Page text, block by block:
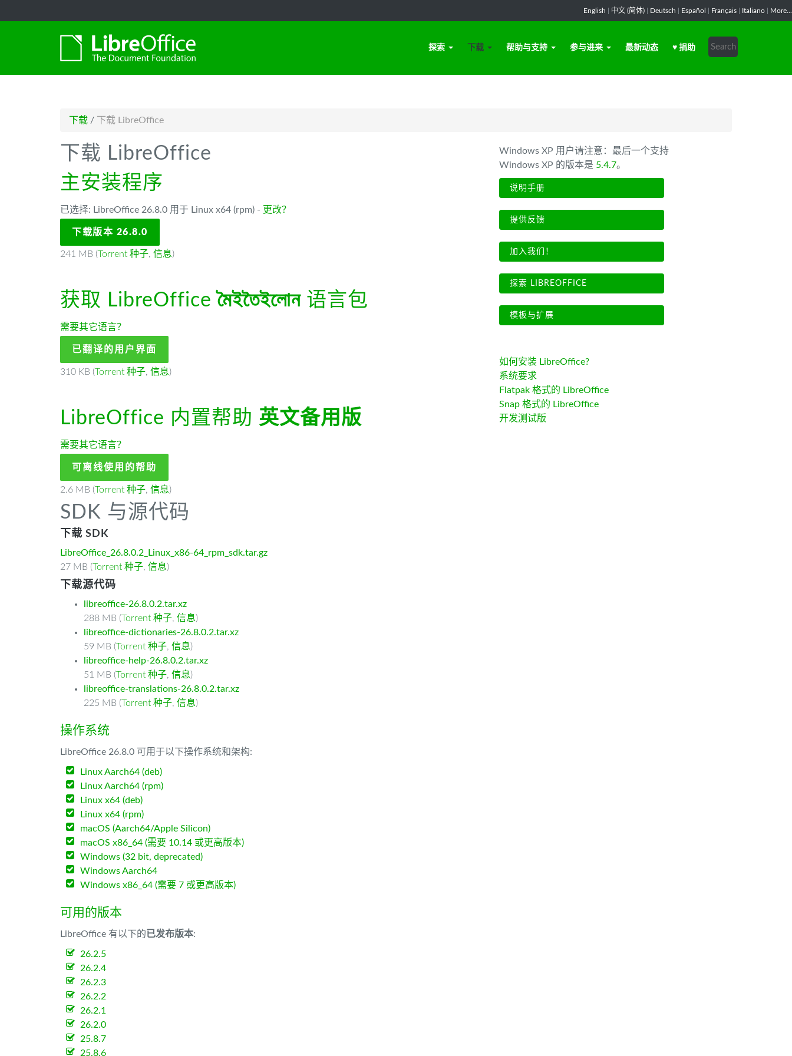
English 中文 (简体) Deutsch Español Français Italiano More...
探索 下载 帮助与支持 参与进来 最新动态 ♥ 捐助
下载 / 下载 LibreOffice
下载 LibreOffice
主安装程序
已选择: LibreOffice 26.8.0 用于 Linux x64 (rpm) - 更改？
下载版本 26.8.0
241 MB (Torrent 种子, 信息)
获取 LibreOfficeমৈইতৈইলোন语言包
需要其它语言？
已翻译的用户界面
310 KB (Torrent 种子, 信息)
LibreOffice 内置帮助 英文备用版
需要其它语言？
可离线使用的帮助
2.6 MB (Torrent 种子, 信息)
SDK 与源代码
下载 SDK
LibreOffice_26.8.0.2_Linux_x86-64_rpm_sdk.tar.gz
27 MB (Torrent 种子, 信息)
下载源代码
libreoffice-26.8.0.2.tar.xz
288 MB (Torrent 种子, 信息)
libreoffice-dictionaries-26.8.0.2.tar.xz
59 MB (Torrent 种子, 信息)
libreoffice-help-26.8.0.2.tar.xz
51 MB (Torrent 种子, 信息)
libreoffice-translations-26.8.0.2.tar.xz
225 MB (Torrent 种子, 信息)
操作系统
LibreOffice 26.8.0 可用于以下操作系统和架构:
Linux Aarch64 (deb)
Linux Aarch64 (rpm)
Linux x64 (deb)
Linux x64 (rpm)
macOS (Aarch64/Apple Silicon)
macOS x86_64 (需要 10.14 或更高版本)
Windows (32 bit, deprecated)
Windows Aarch64
Windows x86_64 (需要 7 或更高版本)
可用的版本
LibreOffice 有以下的已发布版本:
26.2.5
26.2.4
26.2.3
26.2.2
26.2.1
26.2.0
25.8.7
25.8.6
Windows XP 用户请注意：最后一个支持
Windows XP 的版本是 5.4.7。
说明手册
提供反馈
加入我们！
探索 LIBREOFFICE
模板与扩展
如何安装 LibreOffice?
系统要求
Flatpak 格式的 LibreOffice
Snap 格式的 LibreOffice
开发测试版